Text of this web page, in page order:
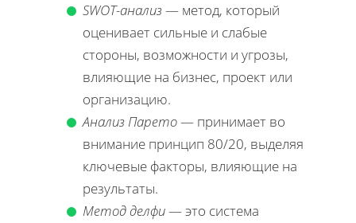
SWOT-анализ — метод, который
оценивает сильные и слабые
стороны, возможности и угрозы,
влияющие на бизнес, проект или
организацию.
Анализ Парето— принимает во
внимание принцип 80/20, выделяя
ключевые факторы, влияющие на
результаты.
Метод делфи— это система